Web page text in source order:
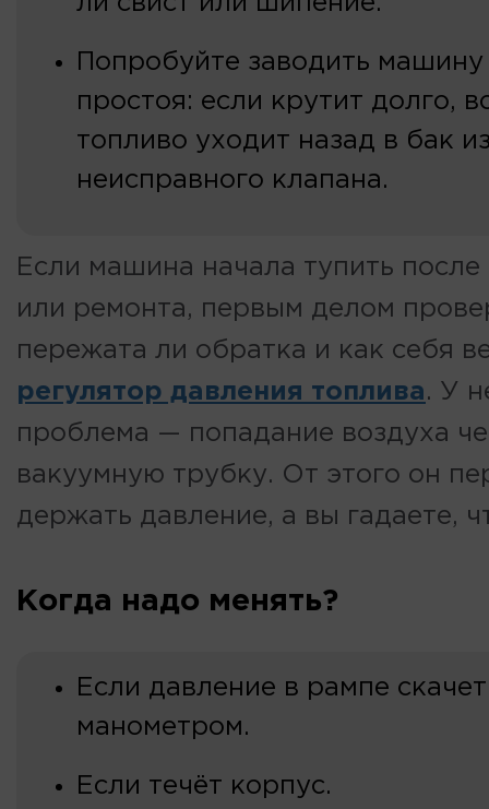
Попробуйте заводить машину
простоя: если крутит долго,
топливо уходит назад в бак
неисправного клапана.
Если машина начала тупить после
или ремонта, первым делом
пережата ли обратка и как себя
регулятор давления топлива. У
проблема — попадание воздуха
вакуумную трубку. От этого он
держать давление, а вы гадаете,
Когда надо менять?
Если давление в рампе
манометром.
Если течёт корпус.